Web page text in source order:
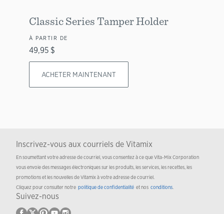
Classic Series Tamper Holder
À PARTIR DE
49,95 $
ACHETER MAINTENANT
Inscrivez-vous aux courriels de Vitamix
En soumettant votre adresse de courriel, vous consentez à ce que Vita-Mix Corporation
vous envoie des messages électroniques sur les produits, les services, les recettes, les
promotions et les nouvelles de Vitamix à votre adresse de courriel.
Cliquez pour consulter notre politique de confidentialité et nos conditions.
Suivez-nous